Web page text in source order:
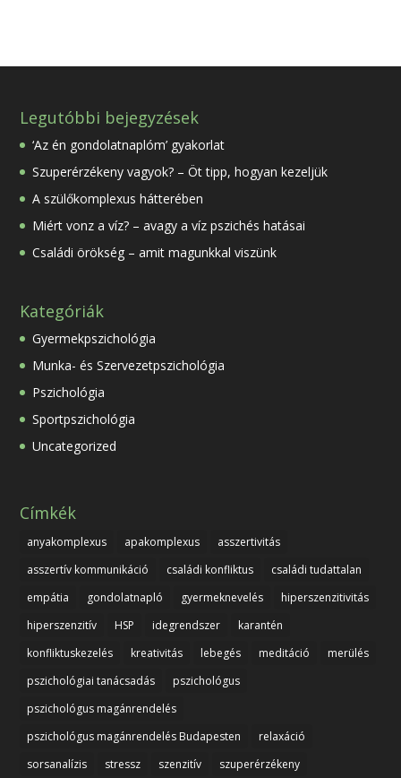
Legutóbbi bejegyzések
‘Az én gondolatnaplóm’ gyakorlat
Szuperérzékeny vagyok? – Öt tipp, hogyan kezeljük
A szülőkomplexus hátterében
Miért vonz a víz? – avagy a víz pszichés hatásai
Családi örökség – amit magunkkal viszünk
Kategóriák
Gyermekpszichológia
Munka- és Szervezetpszichológia
Pszichológia
Sportpszichológia
Uncategorized
Címkék
anyakomplexus apakomplexus
asszertivitás
asszertív kommunikáció
családi konfliktus
családi tudattalan
empátia
gondolatnapló gyermeknevelés
hiperszenzitivitás
hiperszenzitív
HSP idegrendszer
karantén
konfliktuskezelés
kreativitás lebegés meditáció
merülés
pszichológiai tanácsadás
pszichológus
pszichológus magánrendelés
pszichológus magánrendelés Budapesten
relaxáció
sorsanalízis
stressz szenzitív
szuperérzékeny